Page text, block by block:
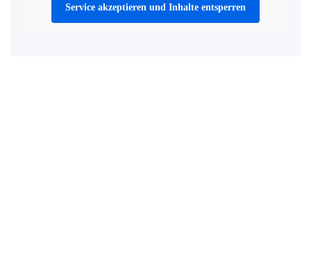
Service akzeptieren und Inhalte entsperren